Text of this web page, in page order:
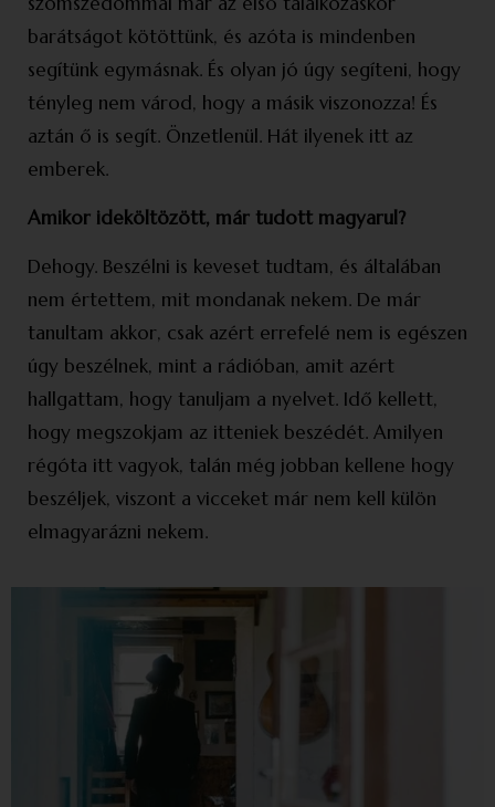
barátságot kötöttünk, és azóta is mindenben
segítünk egymásnak. És olyan jó úgy segíteni, hogy
tényleg nem várod, hogy a másik viszonozza! És
aztán ő is segít. Önzetlenül. Hát ilyenek itt az
emberek.
Amikor ideköltözött, már tudott magyarul?
Dehogy. Beszélni is keveset tudtam, és általában
nem értettem, mit mondanak nekem. De már
tanultam akkor, csak azért errefelé nem is egészen
úgy beszélnek, mint a rádióban, amit azért
hallgattam, hogy tanuljam a nyelvet. Idő kellett,
hogy megszokjam az itteniek beszédét. Amilyen
régóta itt vagyok, talán még jobban kellene hogy
beszéljek, viszont a vicceket már nem kell külön
elmagyarázni nekem.